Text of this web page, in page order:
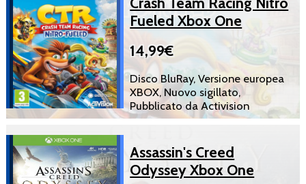
Fueled Xbox One
14,99€
Disco BluRay, Versione europea
XBOX, Nuovo sigillato,
Pubblicato da Activision
Assassin's Creed
Odyssey Xbox One